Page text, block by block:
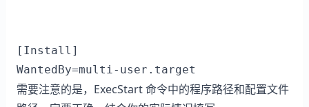
[Install]
WantedBy=multi-user.target
需要注意的是，ExecStart 命令中的程序路径和配置文件